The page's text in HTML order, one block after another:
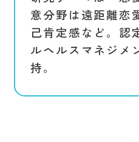
意分野は遠距離恋
己肯定感など。認
ルヘルスマネジ
持。